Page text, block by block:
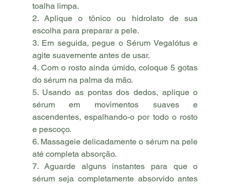
toalha limpa.
2. Aplique o tônico ou hidrolato de sua
escolha para preparar a pele.
3. Em seguida, pegue o Sérum Vegalótus e
agite suavemente antes de usar.
4. Com o rosto ainda úmido, coloque 5 gotas
do sérum na palma da mão.
5. Usando as pontas dos dedos, aplique o
sérum em movimentos suaves e
ascendentes, espalhando-o por todo o rosto
e pescoço.
6. Massageie delicadamente o sérum na pele
até completa absorção.
7. Aguarde alguns instantes para que o
sérum seja completamente absorvido antes